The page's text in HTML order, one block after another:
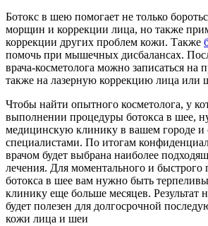
Ботокс в шею помогает не только
морщин и коррекции лица, но также
коррекции других проблем кожи. Также
помочь при мышечных дисбалансах.
врача-косметолога можно записаться на
также на лазерную коррекцию лица или
Чтобы найти опытного косметолога, у
выполнении процедуры ботокса в шее,
медицинскую клинику в вашем городе и
специалистами. По итогам
врачом будет выбрана наиболее
лечения. Для моментального и быстрого
ботокса в шее вам нужно быть
клинику еще больше месяцев. Результат
будет полезен для долгосрочной
кожи лица и шеи